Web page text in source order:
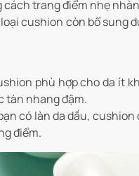
cách trang điểm nhẹ
cushion còn bổ sung
phù hợp cho da ít
tàn nhang đậm.
có làn da dầu,
điểm.